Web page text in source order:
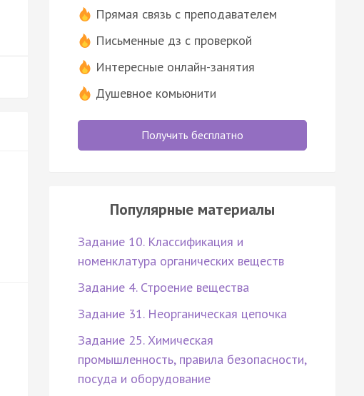
Прямая связь с преподавателем
Письменные дз с проверкой
Интересные онлайн-занятия
Душевное комьюнити
Получить бесплатно
Популярные материалы
Задание 10. Классификация и
номенклатура органических веществ
Задание 4. Строение вещества
Задание 31. Неорганическая цепочка
Задание 25. Химическая
промышленность, правила безопасности,
посуда и оборудование